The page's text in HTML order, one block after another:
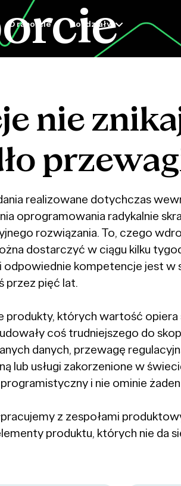
O raporcie Rozdziały
nie
realizowane dotychczas
oprogramowania radykalnie
rozwiązania. To, czego
dostarczyć w ciągu kilku
odpowiednie kompetencje jest
przez pięć lat.
produkty, których wartość opiera
coś trudniejszego do
danych, przewagę
lub usługi zakorzenione w
i nie ominie
z zespołami
produktu, których nie da